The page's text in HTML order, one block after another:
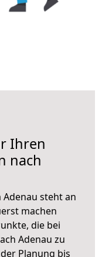
Ihren
nach
steht an
machen
die bei
Adenau zu
Planung bis